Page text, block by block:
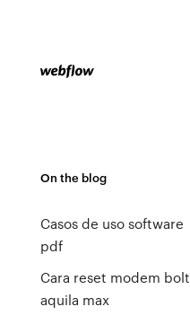
On the blog
Casos de uso software
pdf
Cara reset modem bolt
aquila max